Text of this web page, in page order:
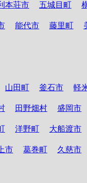
本荘市 五城目町
能代市 藤里町
山田町 釜石市 軽
田野畑村 盛岡市
洋野町 大船渡市
市 葛巻町 久慈市